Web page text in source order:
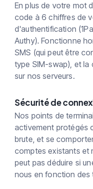
En plus de votre mot
code à 6 chiffres de
d'authentification
Authy). Fonctionne
SMS (qui peut être
type SIM-swap), et
sur nos serveurs.
Sécurité de
Nos points de
activement protégés
brute, et se
comptes existants et
peut pas déduire si
nous en fonction des